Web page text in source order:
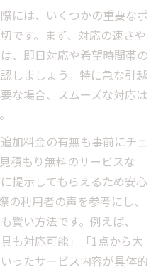
には、いくつかの重要なポ
です。まず、対応の速さや
、即日対応や希望時間帯の
しましょう。特に急な引越
な場合、スムーズな対応は
加料金の有無も事前にチェ
積もり無料のサービスな
提示してもらえるため安心
の利用者の声を参考にし、
賢い方法です。例えば、
も対応可能」「1点から大
ったサービス内容が具体的